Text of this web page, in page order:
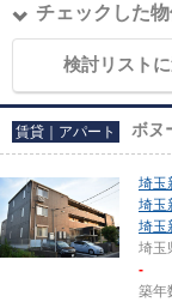
チェックした
検討リスト
賃貸｜アパート ボ
埼玉
埼玉
埼玉
埼玉
-
築年